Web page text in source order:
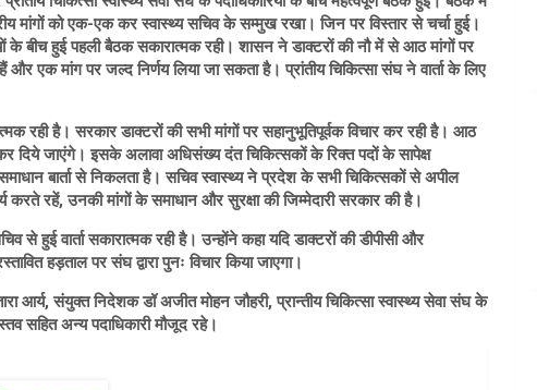
मांगों को एक-एक कर स्वास्थ्य सचिव के सम्मुख रखा। जिन पर विस्तार से चर्चा हुई।
के बीच हुई पहली बैठक सकारात्मक रही। शासन ने डाक्टरों की नौ में से आठ मांगों पर
और एक मांग पर जल्द निर्णय लिया जा सकता है। प्रांतीय चिकित्सा संघ ने वार्ता के लिए
रही है। सरकार डाक्टरों की सभी मांगों पर सहानुभूतिपूर्वक विचार कर रही है। आठ
दिये जाएंगे। इसके अलावा अधिसंख्य दंत चिकित्सकों के रिक्त पदों के सापेक्ष
बार्ता से निकलता है। सचिव स्वास्थ्य ने प्रदेश के सभी चिकित्सकों से अपील
करते रहें, उनकी मांगों के समाधान और सुरक्षा की जिम्मेदारी सरकार की है।
से हुई वार्ता सकारात्मक रही है। उन्होंने कहा यदि डाक्टरों की डीपीसी और
हड़ताल पर संघ द्वारा पुनः विचार किया जाएगा।
आर्य, संयुक्त निदेशक डॉ अजीत मोहन जौहरी, प्रान्तीय चिकित्सा स्वास्थ्य सेवा संघ के
सहित अन्य पदाधिकारी मौजूद रहे।